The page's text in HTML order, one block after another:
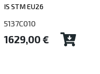
IS STM EU26
5137C010
1629,00 €